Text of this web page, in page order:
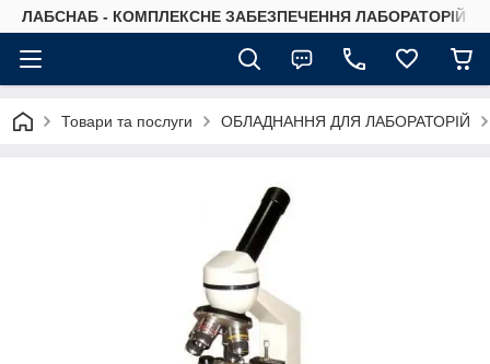
ЛАБСНАБ - КОМПЛЕКСНЕ ЗАБЕЗПЕЧЕННЯ ЛАБОРАТОРІЙ
Товари та послуги ОБЛАДНАННЯ ДЛЯ ЛАБОРАТОРІЙ